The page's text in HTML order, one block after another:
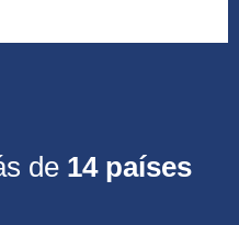
de14 países